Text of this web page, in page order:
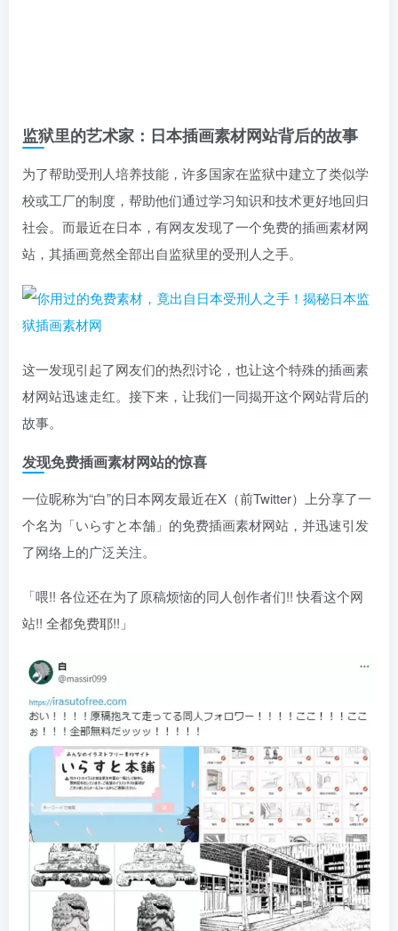
监狱里的艺术家：日本插画素材网站背后的故事
为了帮助受刑人培养技能，许多国家在监狱中建立了类似学
校或工厂的制度，帮助他们通过学习知识和技术更好地回归
社会。而最近在日本，有网友发现了一个免费的插画素材网
站，其插画竟然全部出自监狱里的受刑人之手。
这一发现引起了网友们的热烈讨论，也让这个特殊的插画素
材网站迅速走红。接下来，让我们一同揭开这个网站背后的
故事。
发现免费插画素材网站的惊喜
一位昵称为“白”的日本网友最近在X（前Twitter）上分享了一
个名为「いらすと本舗」的免费插画素材网站，并迅速引发
了网络上的广泛关注。
「喂!! 各位还在为了原稿烦恼的同人创作者们!! 快看这个网
站!! 全都免费耶!!」